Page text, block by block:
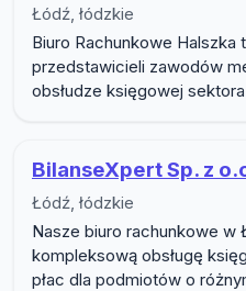
Łódź, łódzkie
Biuro Rachunkowe Halszka
przedstawicieli zawodów
obsłudze księgowej
BilanseXpert Sp. z
Łódź, łódzkie
Nasze biuro rachunkowe w
kompleksową obsługę
płac dla podmiotów o